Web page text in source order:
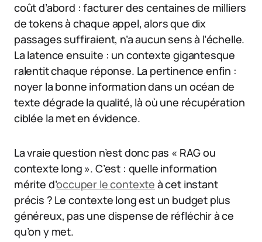
coût d’abord : facturer des centaines de milliers
de tokens à chaque appel, alors que dix
passages suffiraient, n’a aucun sens à l’échelle.
La latence ensuite : un contexte gigantesque
ralentit chaque réponse. La pertinence enfin :
noyer la bonne information dans un océan de
texte dégrade la qualité, là où une récupération
ciblée la met en évidence.
La vraie question n’est donc pas « RAG ou
contexte long ». C’est : quelle information
mérite d’occuper le contexte à cet instant
précis ? Le contexte long est un budget plus
généreux, pas une dispense de réfléchir à ce
qu’on y met.